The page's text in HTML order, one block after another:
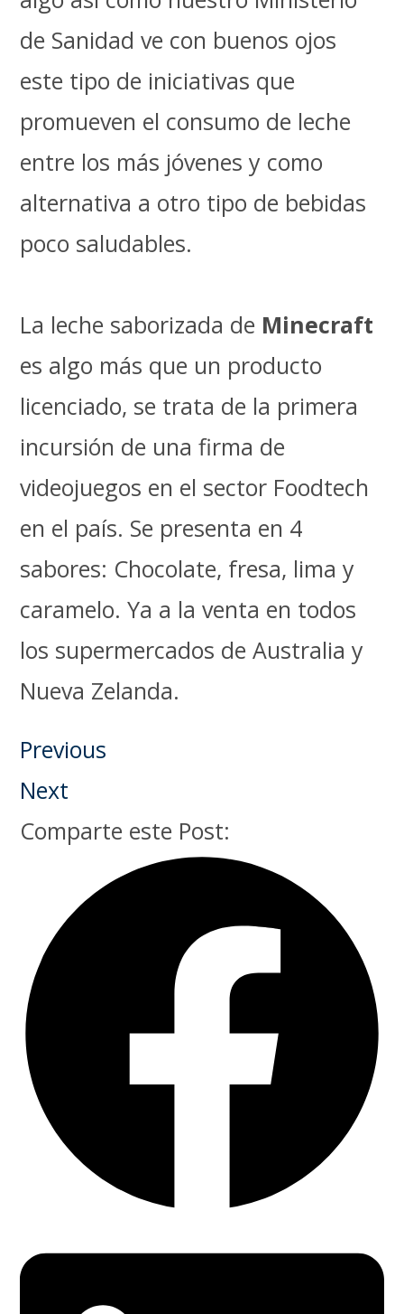
de Sanidad ve con buenos ojos
este tipo de iniciativas que
promueven el consumo de leche
entre los más jóvenes y como
alternativa a otro tipo de bebidas
poco saludables.
La leche saborizada de Minecraft
es algo más que un producto
licenciado, se trata de la primera
incursión de una firma de
videojuegos en el sector Foodtech
en el país. Se presenta en 4
sabores: Chocolate, fresa, lima y
caramelo. Ya a la venta en todos
los supermercados de Australia y
Nueva Zelanda.
Previous
Next
Comparte este Post: